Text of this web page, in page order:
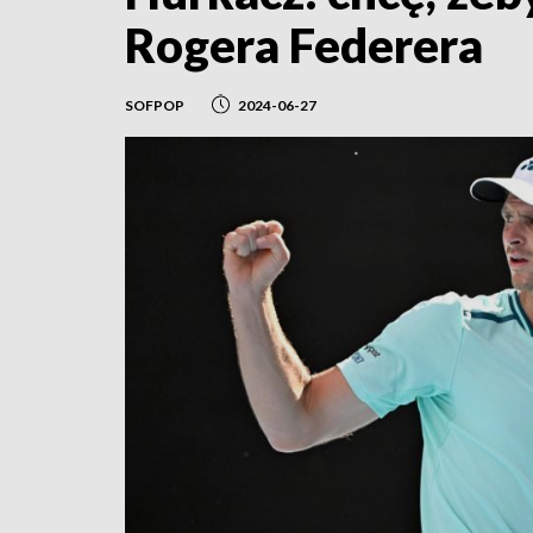
Rogera Federera
SOFPOP 2024-06-27